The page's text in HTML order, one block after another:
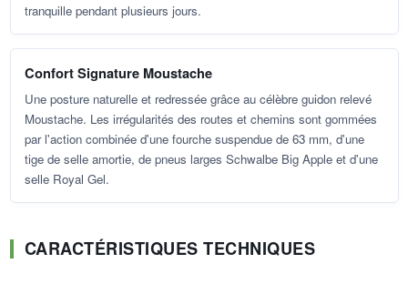
tranquille pendant plusieurs jours.
Confort Signature Moustache
Une posture naturelle et redressée grâce au célèbre guidon relevé
Moustache. Les irrégularités des routes et chemins sont gommées
par l'action combinée d'une fourche suspendue de 63 mm, d'une
tige de selle amortie, de pneus larges Schwalbe Big Apple et d'une
selle Royal Gel.
CARACTÉRISTIQUES TECHNIQUES